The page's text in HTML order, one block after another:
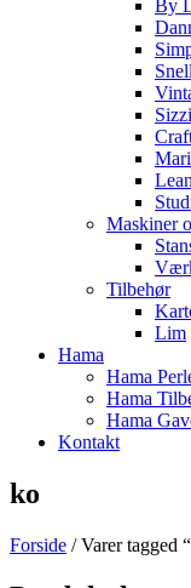
By
Maskiner
Tilbehør
Lim
Hama
Hama
Hama
Hama
Kontakt
ko
Forside / Varer tagged